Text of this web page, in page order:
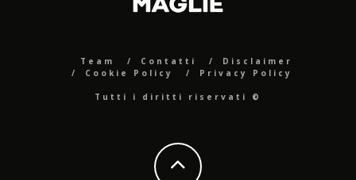
Team Contatti
Disclaimer
Cookie Policy
Privacy Policy
Tutti i diritti riservati ©